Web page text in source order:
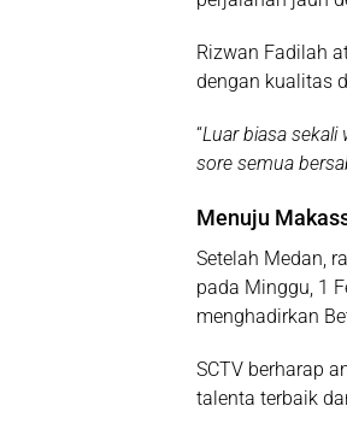
Rizwan Fadilah
dengan kualitas
“Luar biasa sekali
sore semua
Menuju
Setelah Medan,
pada Minggu, 1
menghadirkan
SCTV berharap
talenta terbaik